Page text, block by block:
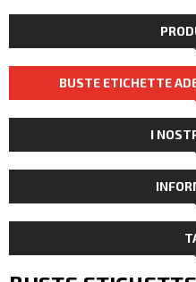
BUSTE ETICHETTE
I